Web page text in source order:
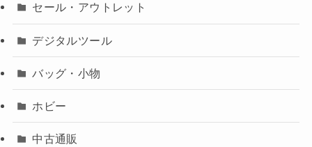
セール・アウトレット
デジタルツール
バッグ・小物
ホビー
中古通販